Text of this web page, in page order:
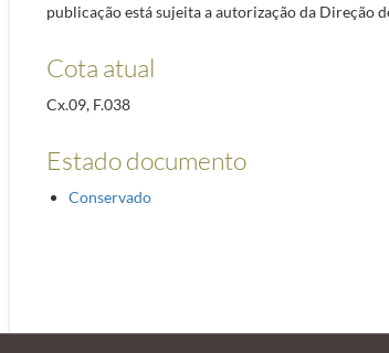
publicação está sujeita a autorização da Direção
Cota atual
Cx.09, F.038
Estado documento
Conservado